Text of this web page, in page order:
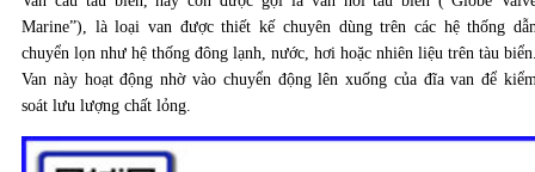
Marine”), là loại van được thiết kế chuyên dùng trên các hệ thống
chuyển lọn như hệ thống đông lạnh, nước, hơi hoặc nhiên liệu trên tàu
Van này hoạt động nhờ vào chuyển động lên xuống của đĩa van để
soát lưu lượng chất lỏng.